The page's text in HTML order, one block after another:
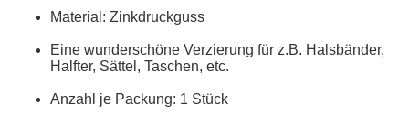
Material: Zinkdruckguss
Eine wunderschöne Verzierung für z.B. Halsbänder,
Halfter, Sättel, Taschen, etc.
Anzahl je Packung: 1 Stück